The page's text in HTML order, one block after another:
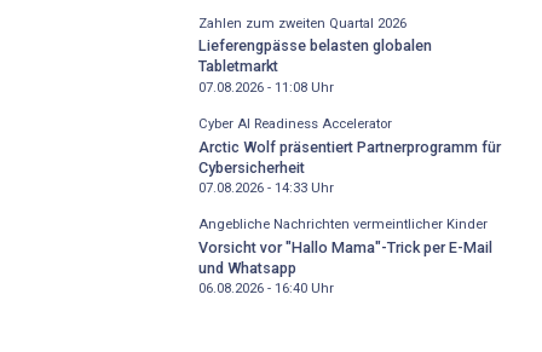
Zahlen zum zweiten Quartal 2026
Lieferengpässe belasten globalen
Tabletmarkt
07.08.2026 - 11:08Uhr
Cyber AI Readiness Accelerator
Arctic Wolf präsentiert Partnerprogramm für
Cybersicherheit
07.08.2026 - 14:33Uhr
Angebliche Nachrichten vermeintlicher Kinder
Vorsicht vor "Hallo Mama"-Trick per E-Mail
und Whatsapp
06.08.2026 - 16:40Uhr